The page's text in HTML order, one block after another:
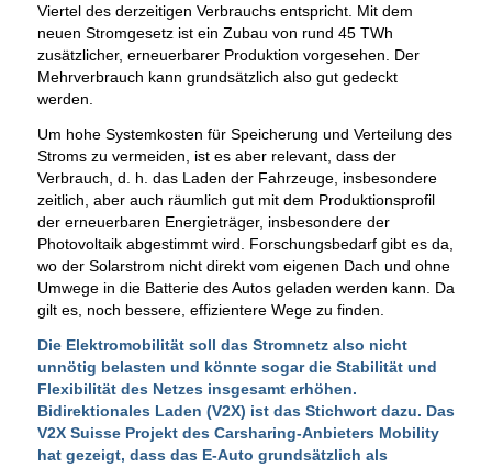
Viertel des derzeitigen Verbrauchs entspricht. Mit dem
neuen Stromgesetz ist ein Zubau von rund 45 TWh
zusätzlicher, erneuerbarer Produktion vorgesehen. Der
Mehrverbrauch kann grundsätzlich also gut gedeckt
werden.
Um hohe Systemkosten für Speicherung und Verteilung des
Stroms zu vermeiden, ist es aber relevant, dass der
Verbrauch, d. h. das Laden der Fahrzeuge, insbesondere
zeitlich, aber auch räumlich gut mit dem Produktionsprofil
der erneuerbaren Energieträger, insbesondere der
Photovoltaik abgestimmt wird. Forschungsbedarf gibt es da,
wo der Solarstrom nicht direkt vom eigenen Dach und ohne
Umwege in die Batterie des Autos geladen werden kann. Da
gilt es, noch bessere, effizientere Wege zu finden.
Die Elektromobilität soll das Stromnetz also nicht
unnötig belasten und könnte sogar die Stabilität und
Flexibilität des Netzes insgesamt erhöhen.
Bidirektionales Laden (V2X) ist das Stichwort dazu. Das
V2X Suisse Projekt des Carsharing-Anbieters Mobility
hat gezeigt, dass das E-Auto grundsätzlich als